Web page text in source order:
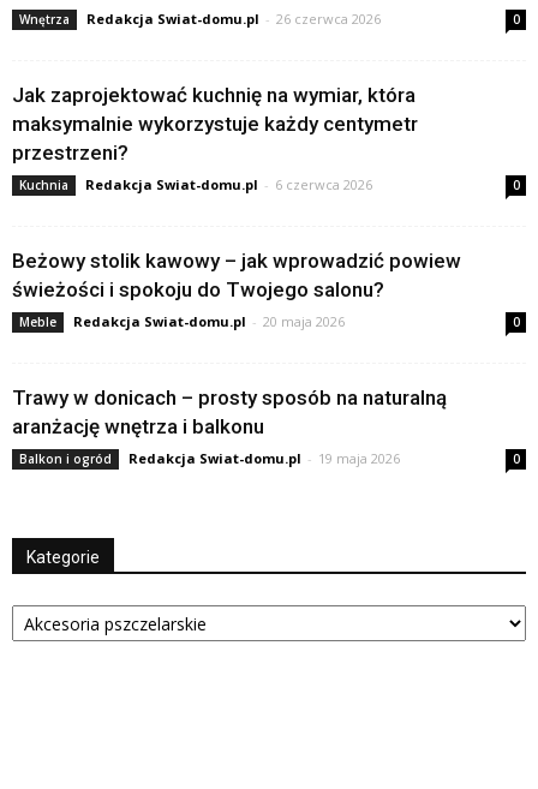
Wnętrza Redakcja Swiat-domu.pl - 26 czerwca 2026 0
Jak zaprojektować kuchnię na wymiar, która
maksymalnie wykorzystuje każdy centymetr
przestrzeni?
Kuchnia Redakcja Swiat-domu.pl - 6 czerwca 2026 0
Beżowy stolik kawowy – jak wprowadzić powiew
świeżości i spokoju do Twojego salonu?
Meble Redakcja Swiat-domu.pl - 20 maja 2026 0
Trawy w donicach – prosty sposób na naturalną
aranżację wnętrza i balkonu
Balkon i ogród Redakcja Swiat-domu.pl - 19 maja 2026 0
Kategorie
Kategorie